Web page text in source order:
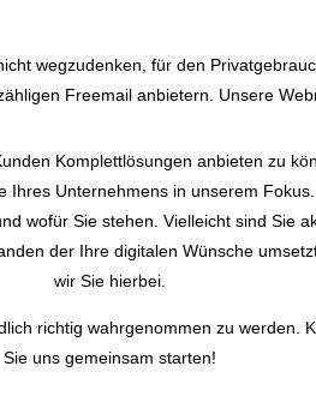
wegzudenken, für den
Freemail anbietern. Unsere
Komplettlösungen anbieten zu
Ihres Unternehmens in unserem
wofür Sie stehen. Vielleicht sind Sie
der Ihre digitalen Wünsche
wir Sie hierbei.
richtig wahrgenommen zu werden.
Sie uns gemeinsam starten!